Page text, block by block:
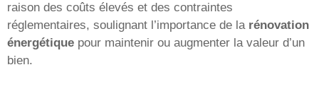
raison des coûts élevés et des contraintes
réglementaires, soulignant l’importance de la rénovation
énergétique pour maintenir ou augmenter la valeur d’un
bien.